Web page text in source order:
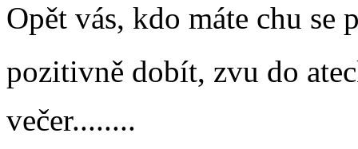
Opět vás, kdo máte chu
pozitivně dobít, zvu do
večer........